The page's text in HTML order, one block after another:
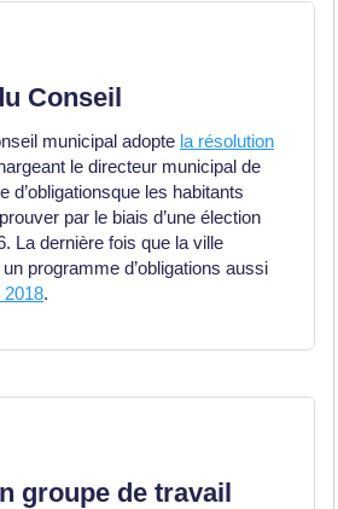
Conseil
municipal adopte la résolution
le directeur municipal de
d’obligationsque les habitants
par le biais d’une élection
La dernière fois que la ville
programme d’obligations aussi
2018.
groupe de travail